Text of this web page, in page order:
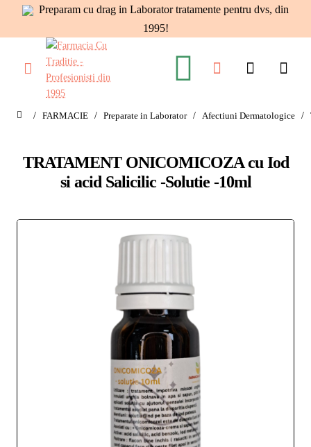
Preparam cu drag in Laborator tratamente pentru dvs, din
1995!
TRATAMENT ONICOMICOZA cu Iod
si acid Salicilic -Solutie -10ml
FARMACIE Preparate in Laborator Afectiuni Dermatologice